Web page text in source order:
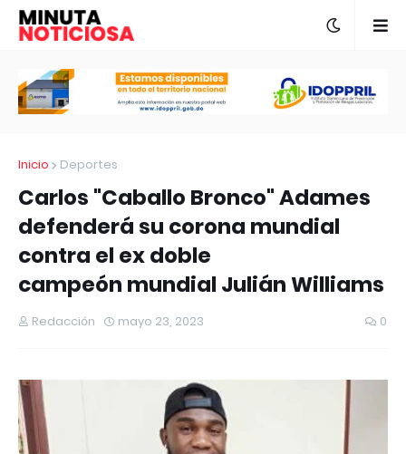
Inicio Deportes
Carlos "Caballo Bronco" Adames
defenderá su corona mundial
contra el ex doble
campeón mundial Julián Williams
Redacción mayo 23, 2023 0